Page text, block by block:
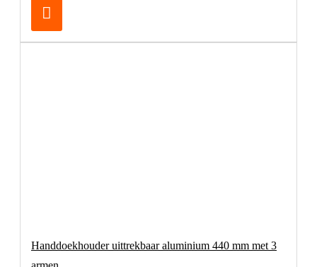
Handdoekhouder uittrekbaar aluminium 440 mm met 3